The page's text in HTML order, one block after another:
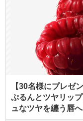
【30名様にプレゼ
ぷるんとツヤリッ
ュなツヤを纏う唇へ